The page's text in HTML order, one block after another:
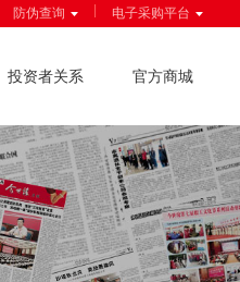
防伪查询 电子采购平台
投资者关系 官方商城